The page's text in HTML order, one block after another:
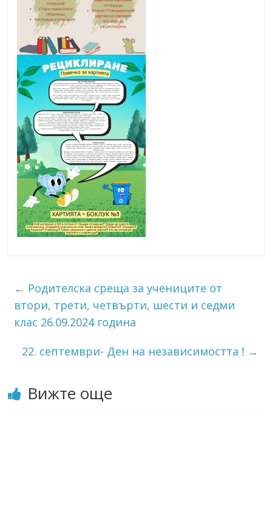
← Родителска среща за учениците от
втори, трети, четвърти, шести и седми
клас 26.09.2024 година
22. септември- Ден на независимостта ! →
Вижте още